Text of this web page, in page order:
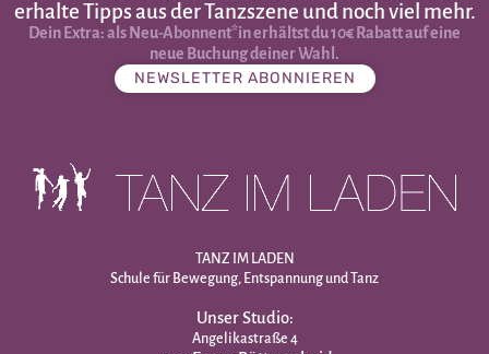
erhalte Tipps aus der Tanzszene und noch viel mehr.
Dein Extra: als Neu-Abonnent*in erhältst du 10€ Rabatt auf eine
neue Buchung deiner Wahl.
NEWSLETTER ABONNIEREN
TANZ IM LADEN
Schule für Bewegung, Entspannung und Tanz
Unser Studio:
Angelikastraße 4